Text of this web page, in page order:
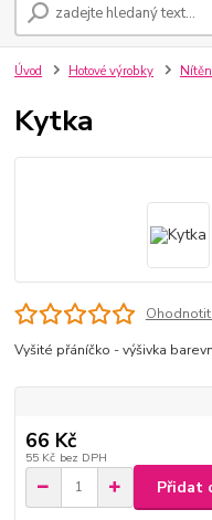
Úvod Hotové výrobky
Kytka
Vyšité přáníčko - výšivka
66 Kč
55 Kč bez DPH
Přidat